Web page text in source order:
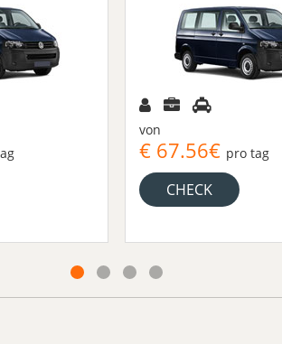
von
€ 67.56€ pro tag
CHECK